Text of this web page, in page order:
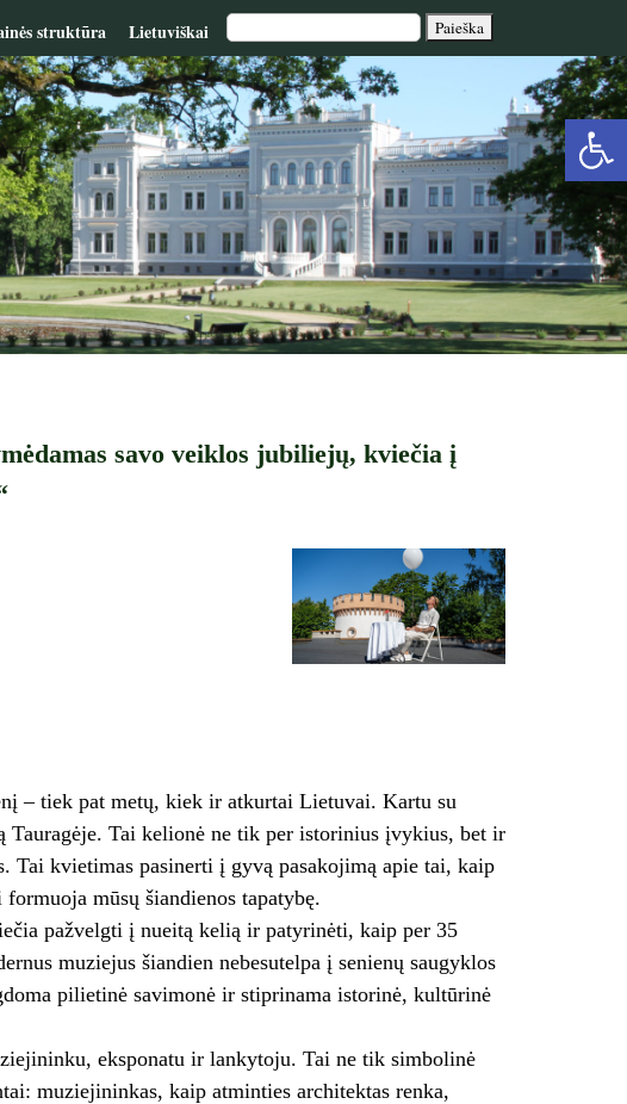
struktūra Lietuviškai
savo veiklos jubiliejų, kviečia į
– tiek pat metų, kiek ir atkurtai Lietuvai. Kartu su
Tai kelionė ne tik per istorinius įvykius, bet ir
kvietimas pasinerti į gyvą pasakojimą apie tai, kaip
mūsų šiandienos tapatybę.
pažvelgti į nueitą kelią ir patyrinėti, kaip per 35
muziejus šiandien nebesutelpa į senienų saugyklos
pilietinė savimonė ir stiprinama istorinė, kultūrinė
eksponatu ir lankytoju. Tai ne tik simbolinė
muziejininkas, kaip atminties architektas renka,